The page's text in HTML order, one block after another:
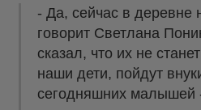
- Да, сейчас в деревне
говорит Светлана
сказал, что их не
наши дети, пойдут
сегодняшних малышей